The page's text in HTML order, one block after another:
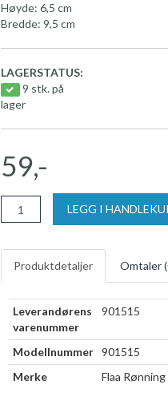
Høyde: 6,5 cm
Bredde: 9,5 cm
LAGERSTATUS:
9 stk. på
lager
59,-
LEGG I
Produktdetaljer Omtaler (
Leverandørens
varenummer
901515
Modellnummer 901515
Merke
Flaa Rønning